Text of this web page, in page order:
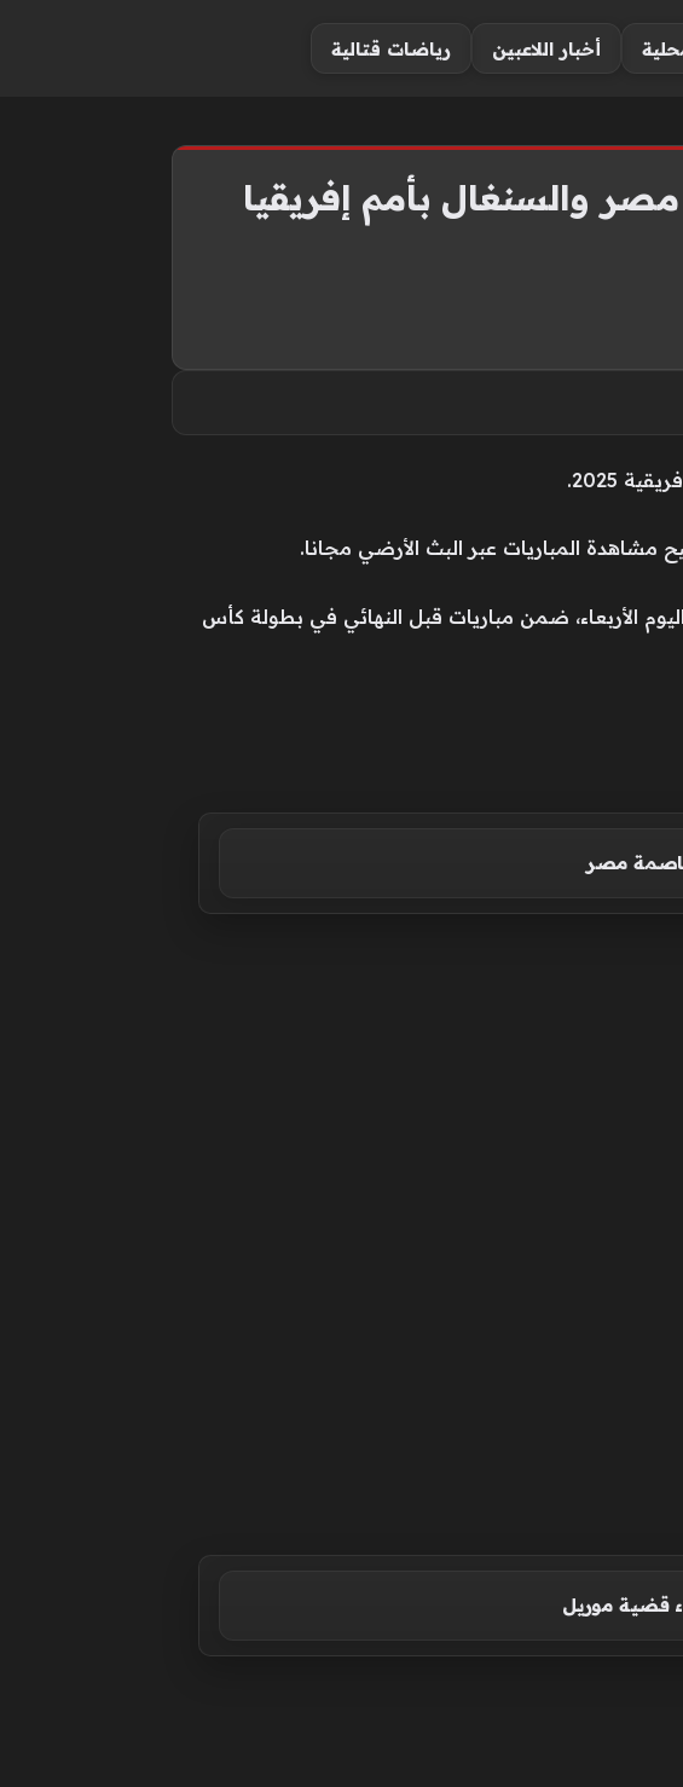
أخبار اللاعبين رياضات قتالية
مصر والسنغال بأمم إفريقيا
2025.
مشاهدة المباريات عبر البث الأرضي مجانا.
الأربعاء، ضمن مباريات قبل النهائي في بطولة كأس
عاصمة مصر
قضية موريل